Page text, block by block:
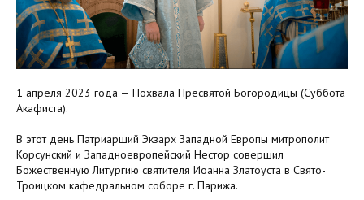
1 апреля 2023 года — Похвала Пресвятой Богородицы (Суббота
Акафиста).
В этот день Патриарший Экзарх Западной Европы митрополит
Корсунский и Западноевропейский Нестор совершил
Божественную Литургию святителя Иоанна Златоуста в Свято-
Троицком кафедральном соборе г. Парижа.